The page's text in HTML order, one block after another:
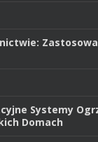
Systemy
Domach